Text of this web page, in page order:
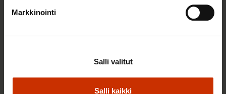
Markkinointi
Salli kaikki
Salli valitut
Mikä muuttui määräaikaisissa työsuhteissa? Lue
TASA-ARVO JA YHDENVERTAISUUS